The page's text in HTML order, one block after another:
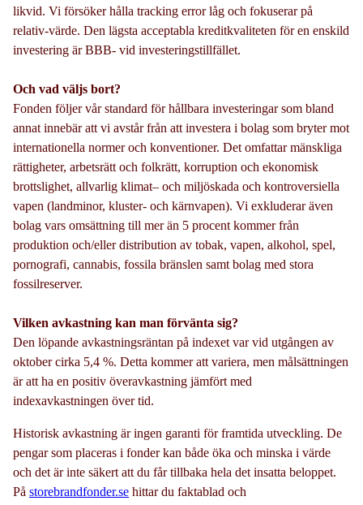
likvid. Vi försöker hålla tracking error låg och fokuserar på
relativ-värde. Den lägsta acceptabla kreditkvaliteten för en enskild
investering är BBB- vid investeringstillfället.
Och vad väljs bort?
Fonden följer vår standard för hållbara investeringar som bland
annat innebär att vi avstår från att investera i bolag som bryter mot
internationella normer och konventioner. Det omfattar mänskliga
rättigheter, arbetsrätt och folkrätt, korruption och ekonomisk
brottslighet, allvarlig klimat– och miljöskada och kontroversiella
vapen (landminor, kluster- och kärnvapen). Vi exkluderar även
bolag vars omsättning till mer än 5 procent kommer från
produktion och/eller distribution av tobak, vapen, alkohol, spel,
pornografi, cannabis, fossila bränslen samt bolag med stora
fossilreserver.
Vilken avkastning kan man förvänta sig?
Den löpande avkastningsräntan på indexet var vid utgången av
oktober cirka 5,4 %. Detta kommer att variera, men målsättningen
är att ha en positiv överavkastning jämfört med
indexavkastningen över tid.
Historisk avkastning är ingen garanti för framtida utveckling. De
pengar som placeras i fonder kan både öka och minska i värde
och det är inte säkert att du får tillbaka hela det insatta beloppet.
På storebrandfonder.se hittar du faktablad och